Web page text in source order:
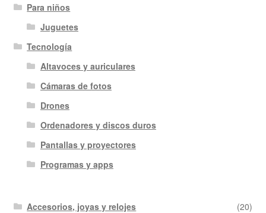
Para niños
Juguetes
Tecnología
Altavoces y auriculares
Cámaras de fotos
Drones
Ordenadores y discos duros
Pantallas y proyectores
Programas y apps
Accesorios, joyas y relojes
(20)